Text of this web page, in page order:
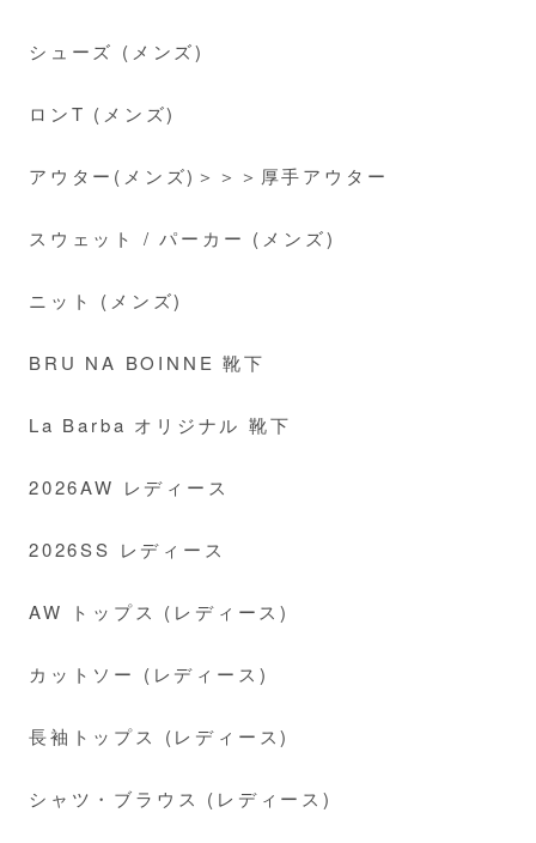
シューズ (メンズ)
ロンT (メンズ)
アウター(メンズ)＞＞＞厚手アウター
スウェット / パーカー (メンズ)
ニット (メンズ)
BRU NA BOINNE 靴下
La Barba オリジナル 靴下
2026AW レディース
2026SS レディース
AW トップス (レディース)
カットソー (レディース)
長袖トップス (レディース)
シャツ・ブラウス (レディース)